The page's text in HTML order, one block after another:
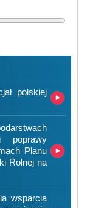
polskiej
Planu
Rolnej na
wsparcia